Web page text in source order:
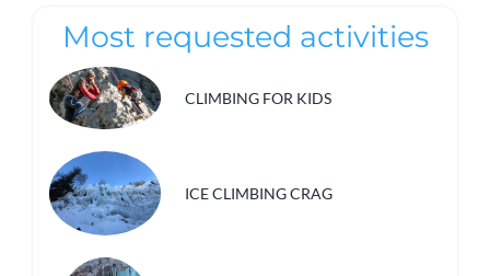
Most requested activities
CLIMBING FOR KIDS
ICE CLIMBING CRAG